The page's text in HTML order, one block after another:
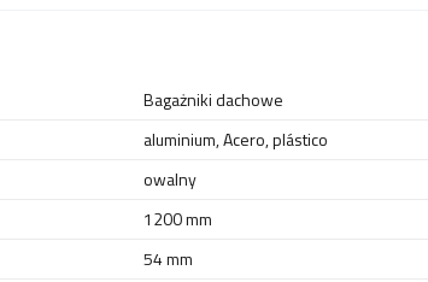
Bagażniki dachowe
aluminium,Acero,plástico
owalny
1200 mm
54 mm